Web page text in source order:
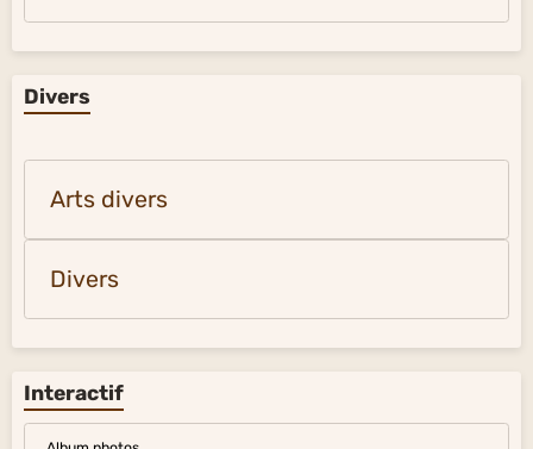
Divers
Arts divers
Divers
Interactif